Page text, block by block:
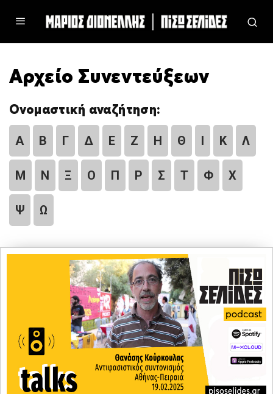
Αρχείο Συνεντεύξεων
Ονομαστική αναζήτηση:
Α Β Γ Δ Ε Ζ Η Θ Ι Κ Λ
Μ Ν Ξ Ο Π Ρ Σ Τ Φ Χ
Ψ Ω